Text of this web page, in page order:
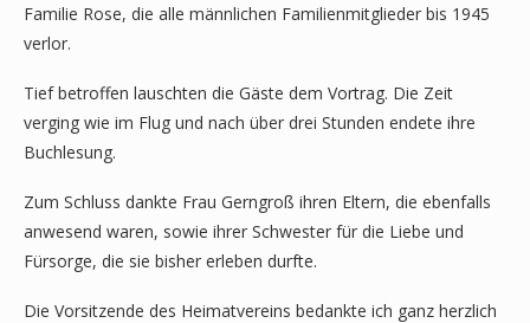
Familie Rose, die alle männlichen Familienmitglieder bis 1945
verlor.
Tief betroffen lauschten die Gäste dem Vortrag. Die Zeit
verging wie im Flug und nach über drei Stunden endete ihre
Buchlesung.
Zum Schluss dankte Frau Gerngroß ihren Eltern, die ebenfalls
anwesend waren, sowie ihrer Schwester für die Liebe und
Fürsorge, die sie bisher erleben durfte.
Die Vorsitzende des Heimatvereins bedankte ich ganz herzlich